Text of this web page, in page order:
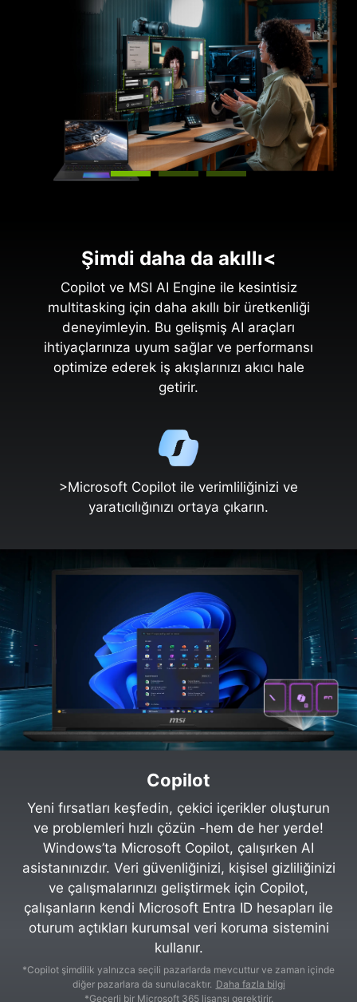
Şimdi daha da akıllı<
Copilot ve MSI AI Engine ile kesintisiz
multitasking için daha akıllı bir üretkenliği
deneyimleyin. Bu gelişmiş AI araçları
ihtiyaçlarınıza uyum sağlar ve performansı
optimize ederek iş akışlarınızı akıcı hale
getirir.
>Microsoft Copilot ile verimliliğinizi ve
yaratıcılığınızı ortaya çıkarın.
Copilot
Yeni fırsatları keşfedin, çekici içerikler oluşturun
ve problemleri hızlı çözün -hem de her yerde!
Windows’ta Microsoft Copilot, çalışırken AI
asistanınızdır. Veri güvenliğinizi, kişisel gizliliğinizi
ve çalışmalarınızı geliştirmek için Copilot,
çalışanların kendi Microsoft Entra ID hesapları ile
oturum açtıkları kurumsal veri koruma sistemini
kullanır.
*Copilot şimdilik yalnızca seçili pazarlarda mevcuttur ve zaman içinde
diğer pazarlara da sunulacaktır. Daha fazla bilgi
*Geçerli bir Microsoft 365 lisansı gerektirir.